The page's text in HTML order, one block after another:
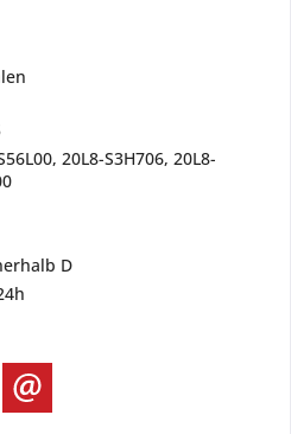
20L8-S3H706, 20L8-
D